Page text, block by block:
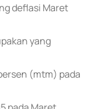
deflasi Maret
yang
(mtm) pada